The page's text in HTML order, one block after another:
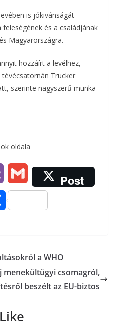
e
g
is jókivánságát
és a családjának
Magyarországra.
hozzáírt a levélhez,
tévécsatornán Trucker
szerinte nagyszerű munka
oldala
i
b
r
m
a
l
Post
O
z
a
e
a WHO
menekültügyi csomagról,
beszélt az EU-biztos